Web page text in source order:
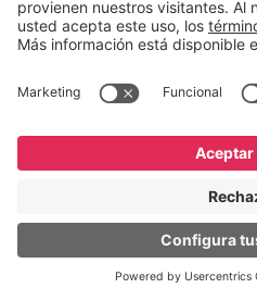
Nombre*
Apellido*
E-mail Corporativo*